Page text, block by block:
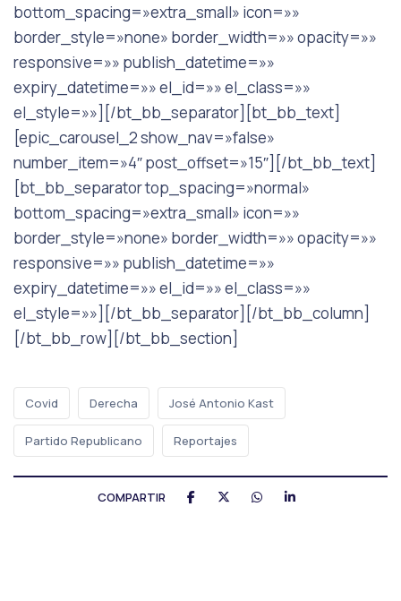
bottom_spacing=»extra_small» icon=»»
border_style=»none» border_width=»» opacity=»»
responsive=»» publish_datetime=»»
expiry_datetime=»» el_id=»» el_class=»»
el_style=»»][/bt_bb_separator][bt_bb_text]
[epic_carousel_2 show_nav=»false»
number_item=»4″ post_offset=»15″][/bt_bb_text]
[bt_bb_separator top_spacing=»normal»
bottom_spacing=»extra_small» icon=»»
border_style=»none» border_width=»» opacity=»»
responsive=»» publish_datetime=»»
expiry_datetime=»» el_id=»» el_class=»»
el_style=»»][/bt_bb_separator][/bt_bb_column]
[/bt_bb_row][/bt_bb_section]
Covid Derecha José Antonio Kast
Partido Republicano Reportajes
COMPARTIR